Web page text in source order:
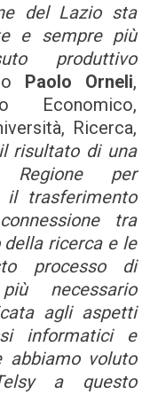
del Lazio sta
e sempre più
produttivo
Paolo Orneli,
Economico,
Ricerca,
risultato di una
per
il trasferimento
tra
ricerca e le
processo di
necessario
agli aspetti
informatici e
abbiamo voluto
a questo